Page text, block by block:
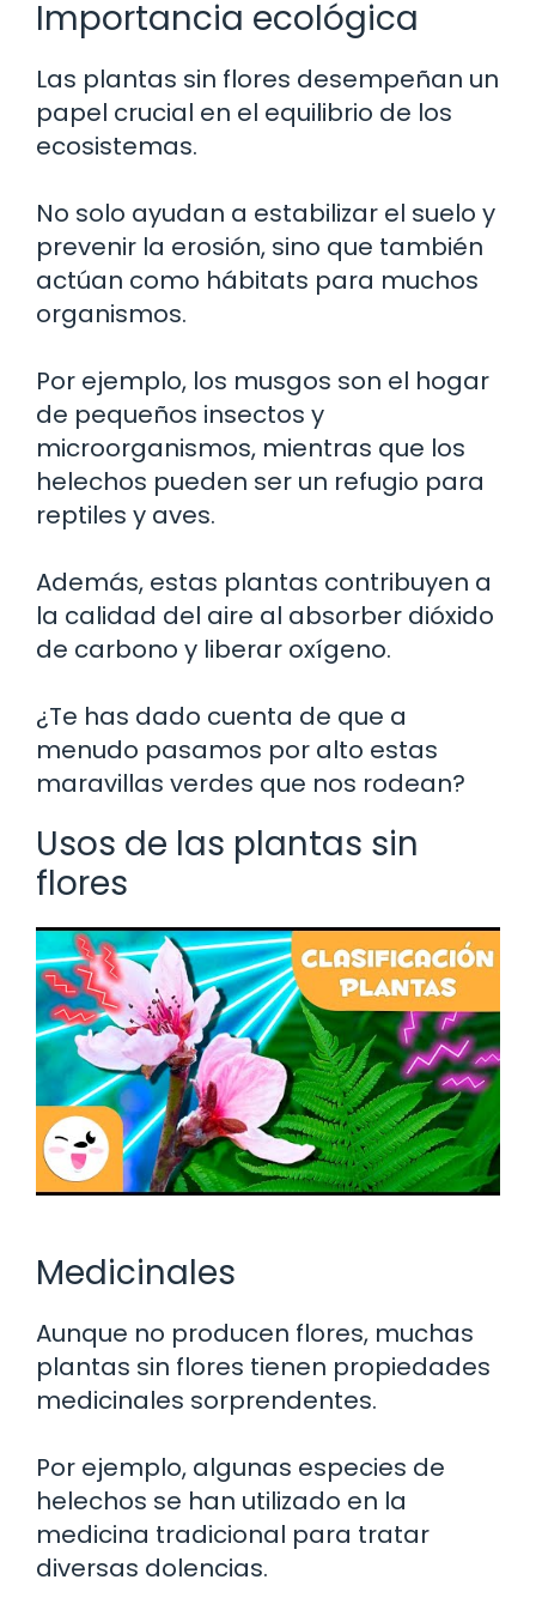
Importancia ecológica
Las plantas sin flores desempeñan un
papel crucial en el equilibrio de los
ecosistemas.
No solo ayudan a estabilizar el suelo y
prevenir la erosión, sino que también
actúan como hábitats para muchos
organismos.
Por ejemplo, los musgos son el hogar
de pequeños insectos y
microorganismos, mientras que los
helechos pueden ser un refugio para
reptiles y aves.
Además, estas plantas contribuyen a
la calidad del aire al absorber dióxido
de carbono y liberar oxígeno.
¿Te has dado cuenta de que a
menudo pasamos por alto estas
maravillas verdes que nos rodean?
Usos de las plantas sin
flores
Medicinales
Aunque no producen flores, muchas
plantas sin flores tienen propiedades
medicinales sorprendentes.
Por ejemplo, algunas especies de
helechos se han utilizado en la
medicina tradicional para tratar
diversas dolencias.